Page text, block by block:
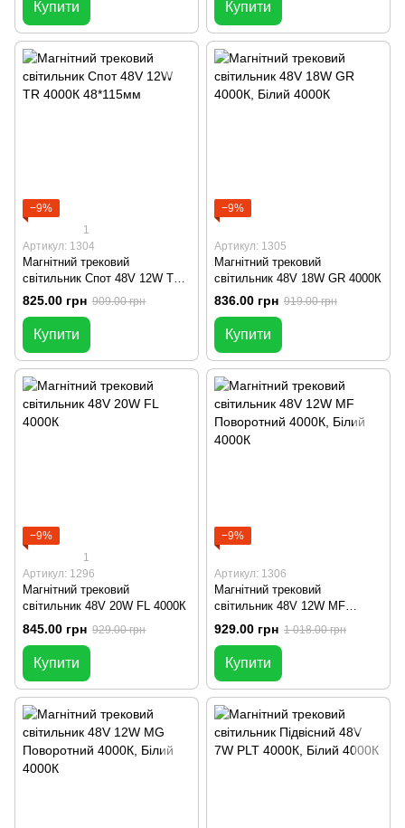
Купити Купити
−9%
1
Артикул: 1304
Магнітний трековий
світильник Спот 48V 12W TR
4000К 48*115мм
825.00 грн 909.00 грн
Купити
−9%
Артикул: 1305
Магнітний трековий
світильник 48V 18W GR 4000К
836.00 грн 919.00 грн
Купити
−9%
1
Артикул: 1296
Магнітний трековий
світильник 48V 20W FL 4000К
845.00 грн 929.00 грн
Купити
−9%
Артикул: 1306
Магнітний трековий
світильник 48V 12W MF
Поворотний 4000К
929.00 грн 1 018.00 грн
Купити